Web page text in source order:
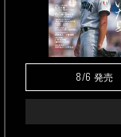
8/6 発売